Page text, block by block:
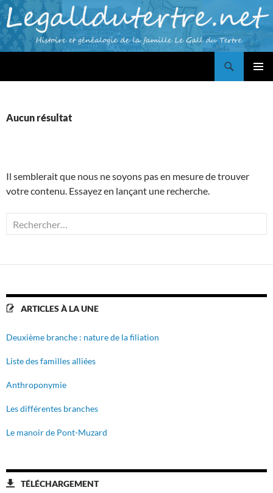
Aller
au
contenu
Aucun résultat
Il semblerait que nous ne soyons pas en mesure de trouver
votre contenu. Essayez en lançant une recherche.
Rechercher :
ARTICLES À LA UNE
Deuxième branche : nature de la filiation
Liste des familles alliées
Anthroponymie
Les différentes branches
Le manoir de Pont-Muzard
TÉLÉCHARGEMENT